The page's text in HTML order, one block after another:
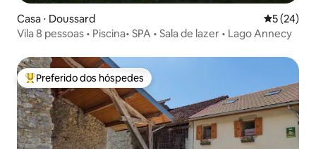
Casa ⋅ Doussard 5 de uma
5 (24)
Vila 8 pessoas • Piscina• SPA • Sala de lazer • Lago Annecy
Entre os melhores preferidos dos hóspedes
Preferido dos hóspedes